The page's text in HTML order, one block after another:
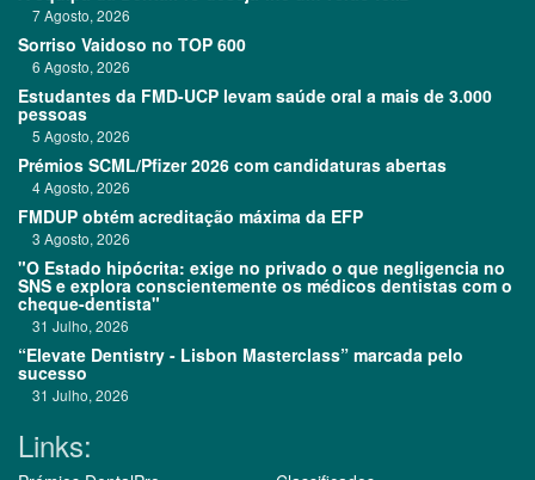
7 Agosto, 2026
Sorriso Vaidoso no TOP 600
6 Agosto, 2026
Estudantes da FMD-UCP levam saúde oral a mais de 3.000
pessoas
5 Agosto, 2026
Prémios SCML/Pfizer 2026 com candidaturas abertas
4 Agosto, 2026
FMDUP obtém acreditação máxima da EFP
3 Agosto, 2026
"O Estado hipócrita: exige no privado o que negligencia no
SNS e explora conscientemente os médicos dentistas com o
cheque-dentista"
31 Julho, 2026
“Elevate Dentistry - Lisbon Masterclass” marcada pelo
sucesso
31 Julho, 2026
Links: